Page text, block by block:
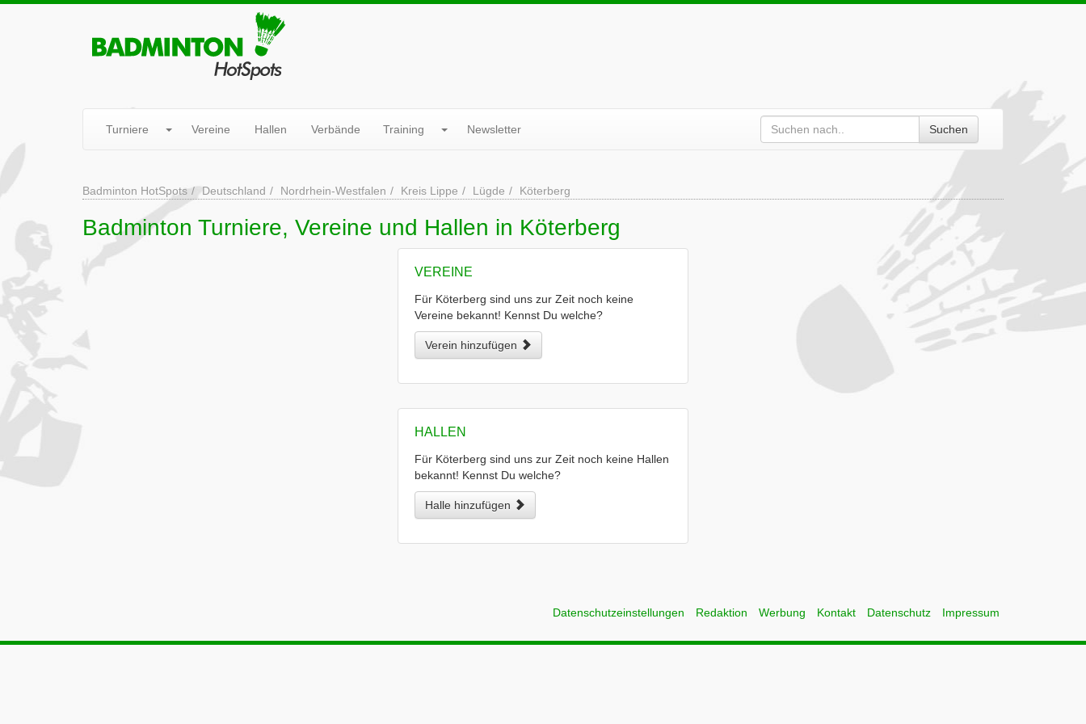
Turniere Vereine Hallen Verbände Training Newsletter Suchen
Badminton HotSpots Deutschland Nordrhein-Westfalen Kreis Lippe Lügde Köterberg
Badminton Turniere, Vereine und Hallen in Köterberg
VEREINE
Für Köterberg sind uns zur Zeit noch keine
Vereine bekannt! Kennst Du welche?
Verein hinzufügen
HALLEN
Für Köterberg sind uns zur Zeit noch keine Hallen
bekannt! Kennst Du welche?
Halle hinzufügen
Datenschutzeinstellungen Redaktion Werbung Kontakt Datenschutz Impressum